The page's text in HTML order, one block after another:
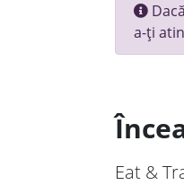
a-ți
Eat &